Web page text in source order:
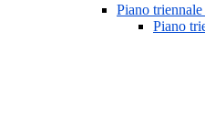
Piano
Piano